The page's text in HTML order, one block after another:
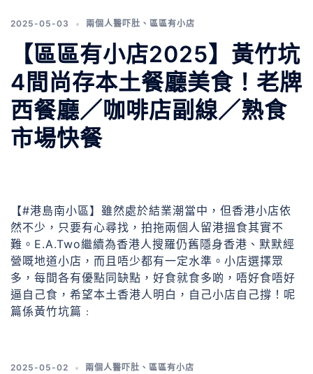
2025-05-03 兩個人醫吓肚 、 區區有小店
【區區有小店2025】黃竹坑
4間尚存本土餐廳美食！老牌
西餐廳／咖啡店副線／熟食
市場快餐
【#港島南小區】雖然處於結業潮當中，但香港小店依
然不少，只要有心尋找，拍拖兩個人留港搵食其實不
難。E.A.Two繼續為香港人搜羅仍舊隱身香港、默默經
營嘅地道小店，而且唔少都有一定水準。小店選擇眾
多，每間各有優點同缺點，好食就食多啲，唔好食唔好
逼自己食，希望本土香港人明白，自己小店自己撐！呢
篇係黃竹坑篇﹕
2025-05-02 兩個人醫吓肚 、 區區有小店